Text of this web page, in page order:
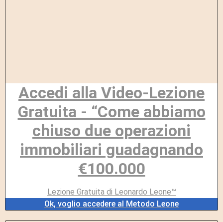
Accedi alla Video-Lezione
Gratuita - “Come abbiamo
chiuso due operazioni
immobiliari guadagnando
€100.000
Lezione Gratuita di Leonardo Leone™
Ok, voglio accedere al Metodo Leone